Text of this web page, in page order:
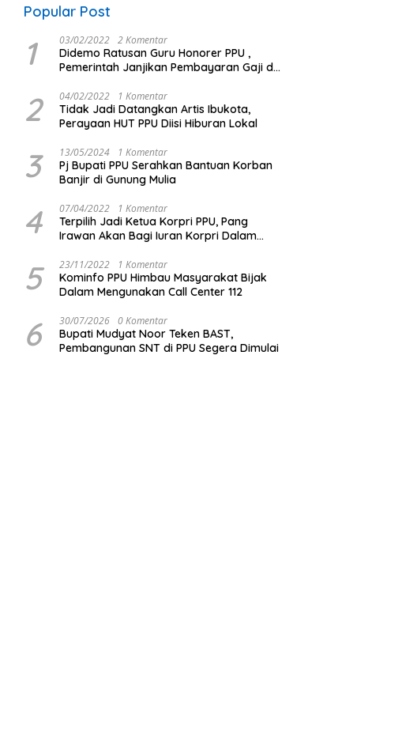
Popular Post
1 03/02/2022 2 Komentar
Didemo Ratusan Guru Honorer PPU ,
Pemerintah Janjikan Pembayaran Gaji di
2 04/02/2022 1 Komentar
Tidak Jadi Datangkan Artis Ibukota,
Perayaan HUT PPU Diisi Hiburan Lokal
3 13/05/2024 1 Komentar
Pj Bupati PPU Serahkan Bantuan Korban
Banjir di Gunung Mulia
4 07/04/2022 1 Komentar
Terpilih Jadi Ketua Korpri PPU, Pang
Irawan Akan Bagi Iuran Korpri Dalam
5 23/11/2022 1 Komentar
Kominfo PPU Himbau Masyarakat Bijak
Dalam Mengunakan Call Center 112
6 30/07/2026 0 Komentar
Bupati Mudyat Noor Teken BAST,
Pembangunan SNT di PPU Segera Dimulai